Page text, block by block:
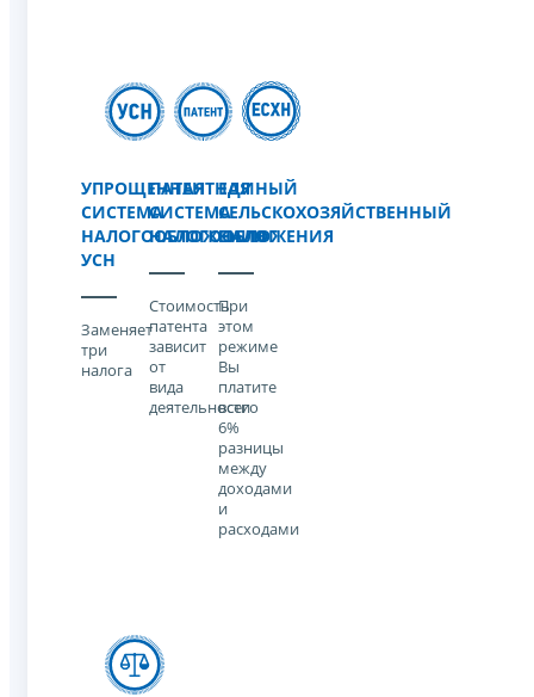
УПРОЩЕННАЯ
СИСТЕМА
НАЛОГООБЛОЖЕНИЯ
УСН
Заменяет
три
налога
ПАТЕНТНАЯ
СИСТЕМА
НАЛОГООБЛОЖЕНИЯ
Стоимость
патента
зависит
от
вида
деятельности
ЕДИНЫЙ
СЕЛЬСКОХОЗЯЙСТВЕННЫЙ
НАЛОГ
При
этом
режиме
Вы
платите
всего
6%
разницы
между
доходами
и
расходами